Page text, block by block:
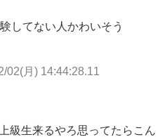
してない人かわいそう
02(月) 14:44:28.11
級生来るやろ思ってたらこん